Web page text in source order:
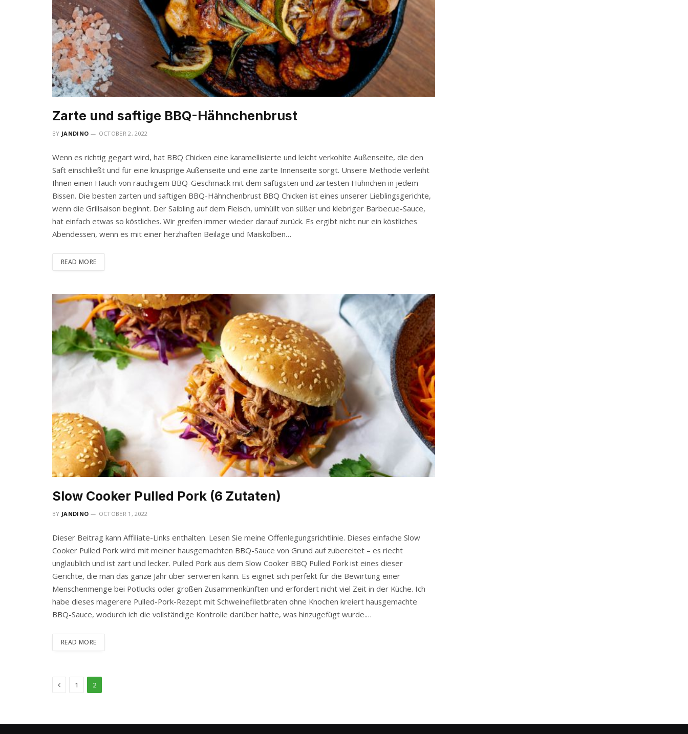
Zarte und saftige BBQ-Hähnchenbrust
BY JANDINO OCTOBER 2, 2022
Wenn es richtig gegart wird, hat BBQ Chicken eine karamellisierte und leicht verkohlte Außenseite, die den
Saft einschließt und für eine knusprige Außenseite und eine zarte Innenseite sorgt. Unsere Methode verleiht
Ihnen einen Hauch von rauchigem BBQ-Geschmack mit dem saftigsten und zartesten Hühnchen in jedem
Bissen. Die besten zarten und saftigen BBQ-Hähnchenbrust BBQ Chicken ist eines unserer Lieblingsgerichte,
wenn die Grillsaison beginnt. Der Saibling auf dem Fleisch, umhüllt von süßer und klebriger Barbecue-Sauce,
hat einfach etwas so köstliches. Wir greifen immer wieder darauf zurück. Es ergibt nicht nur ein köstliches
Abendessen, wenn es mit einer herzhaften Beilage und Maiskolben…
READ MORE
Slow Cooker Pulled Pork (6 Zutaten)
BY JANDINO OCTOBER 1, 2022
Dieser Beitrag kann Affiliate-Links enthalten. Lesen Sie meine Offenlegungsrichtlinie. Dieses einfache Slow
Cooker Pulled Pork wird mit meiner hausgemachten BBQ-Sauce von Grund auf zubereitet – es riecht
unglaublich und ist zart und lecker. Pulled Pork aus dem Slow Cooker BBQ Pulled Pork ist eines dieser
Gerichte, die man das ganze Jahr über servieren kann. Es eignet sich perfekt für die Bewirtung einer
Menschenmenge bei Potlucks oder großen Zusammenkünften und erfordert nicht viel Zeit in der Küche. Ich
habe dieses magerere Pulled-Pork-Rezept mit Schweinefiletbraten ohne Knochen kreiert hausgemachte
BBQ-Sauce, wodurch ich die vollständige Kontrolle darüber hatte, was hinzugefügt wurde.…
READ MORE
Previous
1 2